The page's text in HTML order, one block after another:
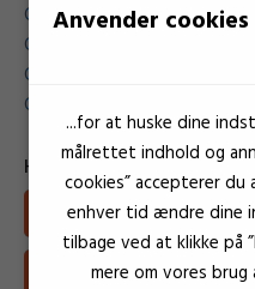
OKS 4220 / 500g
OKS 4220 / 1Kg dåse
OKS Lejefedt HT 4220 / 5Kg
OKS 4220 / 25Kg tromle
Hent
Download
Download
Anvender cookies
...for at huske dine
målrettet indhold og
cookies” accepterer
enhver tid ændre dine
tilbage ved at klikke på
mere om vores